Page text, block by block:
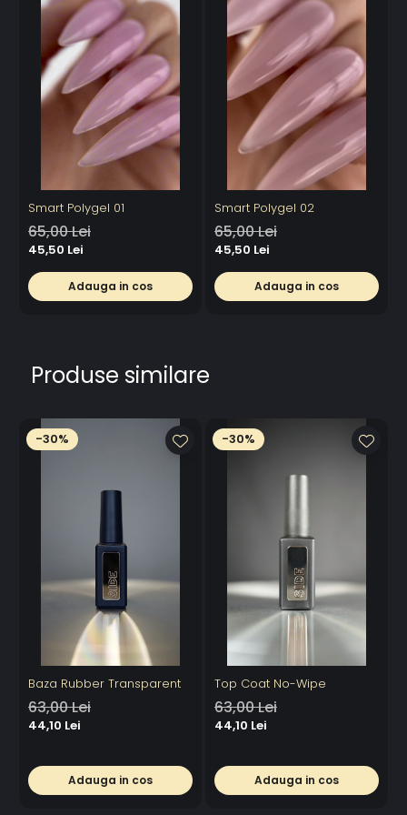
6. Aplicați un TOP COAT și uscati din nou pentru o
strălucire de lungă durată.
SMART POLYGEL a fost creat pentru profesioniștii care se
așteaptă la cea mai înaltă calitate și fiabilitate, oferind
confort de aplicare și rezultate excelente atât pentru ​​
extensie cât și pentru întărirea unghiilor naturale.
Capacitate: 15 ml
Nu contine TPO
Smart Polygel 01
65,00 Lei
45,50 Lei
Adauga in cos
Smart Polygel 02
65,00 Lei
45,50 Lei
Adauga in cos
Produse similare
-30%
Baza Rubber Transparent
63,00 Lei
44,10 Lei
Adauga in cos
-30%
Top Coat No-Wipe
63,00 Lei
44,10 Lei
Adauga in cos